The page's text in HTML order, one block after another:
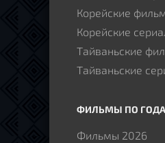
Корейские
Корейские
Тайваньские
Тайваньские
ФИЛЬМЫ ПО
Фильмы 2026